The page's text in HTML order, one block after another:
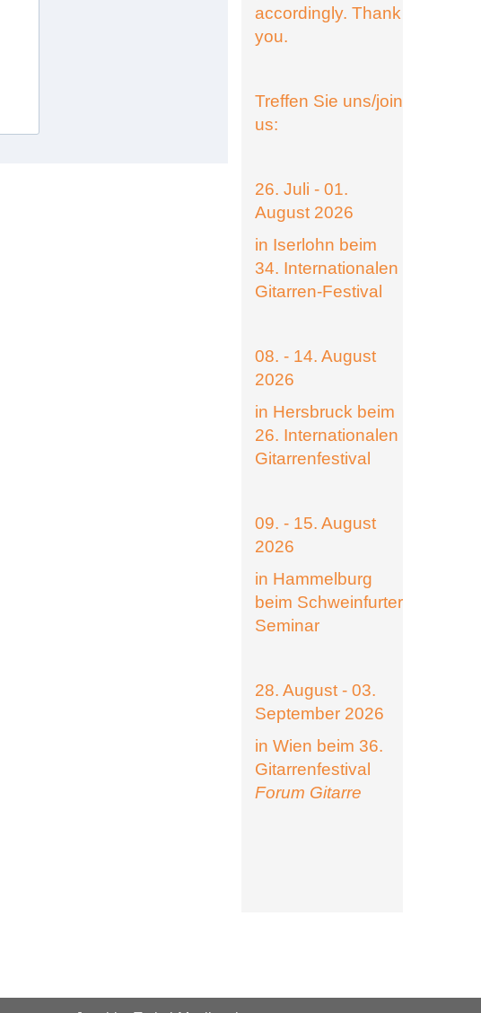
accordingly. Thank
you.
Treffen Sie uns/join
us:
26. Juli - 01.
August 2026
in Iserlohn beim
34. Internationalen
Gitarren-Festival
08. - 14. August
2026
in Hersbruck beim
26. Internationalen
Gitarrenfestival
09. - 15. August
2026
in Hammelburg
beim Schweinfurter
Seminar
28. August - 03.
September 2026
in Wien beim 36.
Gitarrenfestival
Forum Gitarre